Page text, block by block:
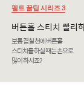
펠트 꿀팁 시리즈 3
버튼홀 스티치 빨리
보통 겹칠 천에 버튼홀
스티치를 하실 때는 손으로
많이 하시죠?